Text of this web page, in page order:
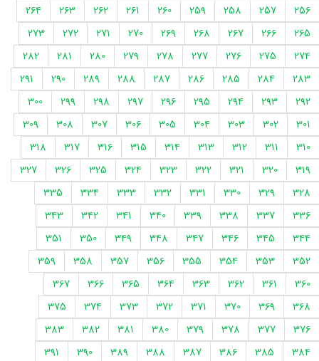
256
257
258
259
260
261
262
263
264
265
266
267
268
269
270
271
272
273
274
275
276
277
278
279
280
281
282
283
284
285
286
287
288
289
290
291
292
293
294
295
296
297
298
299
300
301
302
303
304
305
306
307
308
309
310
311
312
313
314
315
316
317
318
319
320
321
322
323
324
325
326
327
328
329
330
331
332
333
334
335
336
337
338
339
340
341
342
343
344
345
346
347
348
349
350
351
352
353
354
355
356
357
358
359
360
361
362
363
364
365
366
367
368
369
370
371
372
373
374
375
376
377
378
379
380
381
382
383
384
385
386
387
388
389
390
391